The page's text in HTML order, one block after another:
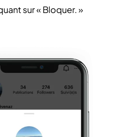
sur « Bloquer. »